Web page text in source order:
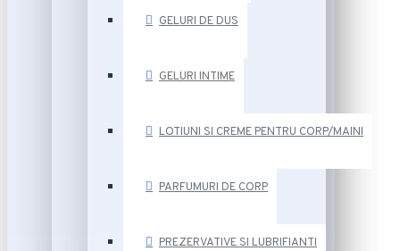
GELURI DE DUS
GELURI INTIME
LOTIUNI SI CREME PENTRU CORP/MAINI
PARFUMURI DE CORP
PREZERVATIVE SI LUBRIFIANTI